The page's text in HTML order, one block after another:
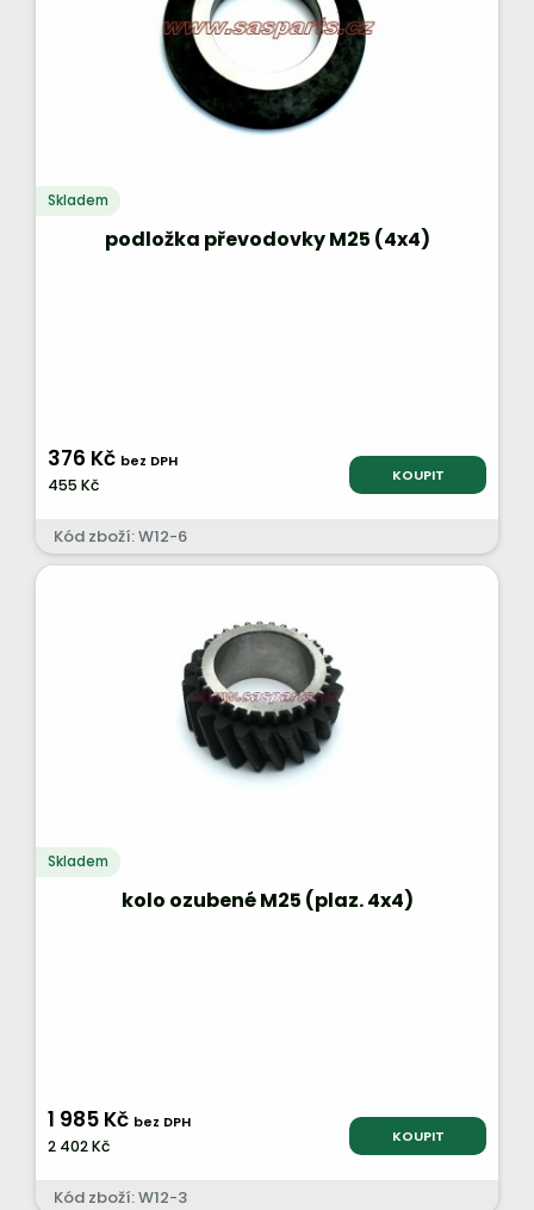
Skladem
podložka převodovky M25 (4x4)
376 Kč bez DPH
455 Kč KOUPIT
Kód zboží: W12-6
Skladem
kolo ozubené M25 (plaz. 4x4)
1 985 Kč bez DPH
2 402 Kč KOUPIT
Kód zboží: W12-3